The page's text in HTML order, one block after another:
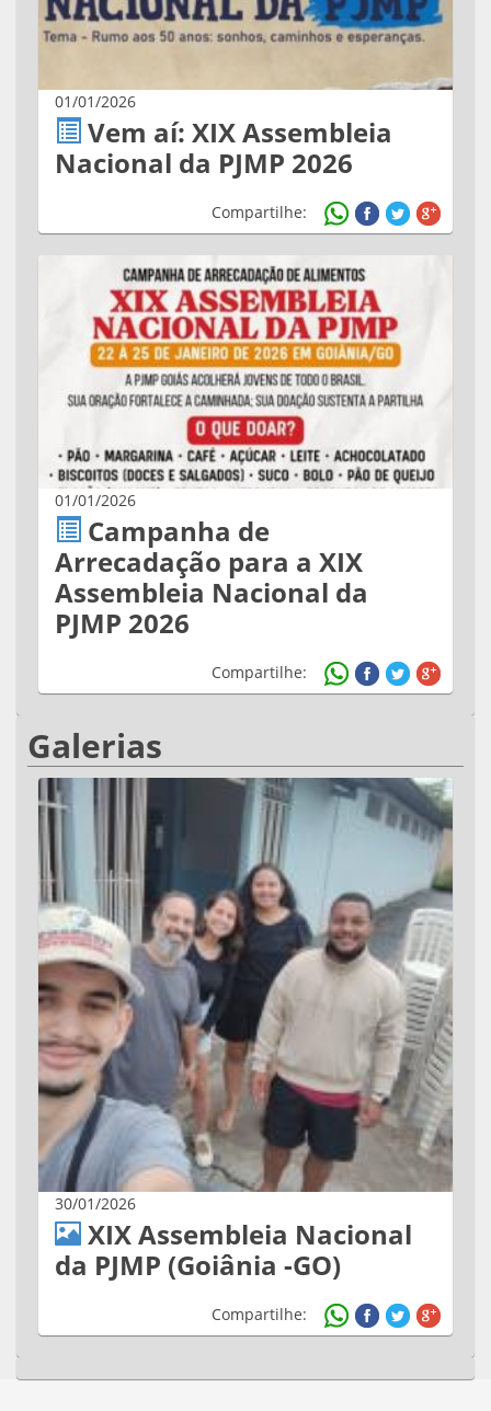
01/01/2026
Vem aí: XIX Assembleia
Nacional da PJMP 2026
Compartilhe:
01/01/2026
Campanha de
Arrecadação para a XIX
Assembleia Nacional da
PJMP 2026
Compartilhe:
Galerias
30/01/2026
XIX Assembleia Nacional
da PJMP (Goiânia -GO)
Compartilhe: